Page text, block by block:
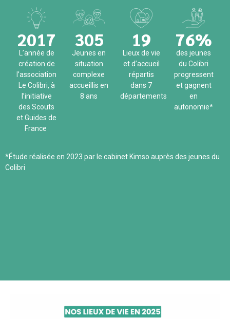
2017
L’année de
création de
l’association
Le Colibri, à
l’initiative
des Scouts
et Guides de
France
305
Jeunes en
situation
complexe
accueillis en
8 ans
19
Lieux de vie
et d’accueil
répartis
dans 7
départements
76%
des jeunes
du Colibri
progressent
et gagnent
en
autonomie*
*Étude réalisée en 2023 par le cabinet Kimso auprès des jeunes du
Colibri